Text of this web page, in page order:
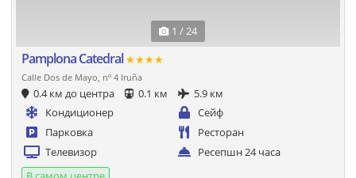
1 / 24
Pamplona Catedral★★★★
Calle Dos de Mayo, nº 4 Iruña
0.4 км до центра 0.1 км
5.9 км
Кондиционер
Сейф
Парковка
Ресторан
Телевизор
Ресепшн 24 часа